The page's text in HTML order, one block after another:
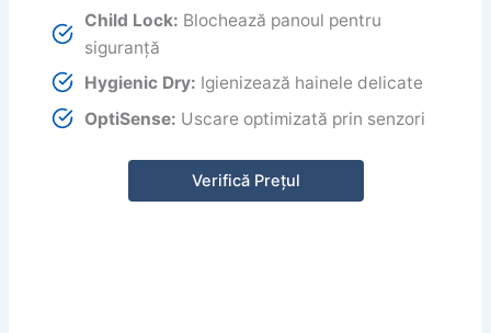
Child Lock: Blochează panoul pentru
siguranță
Hygienic Dry: Igienizează hainele delicate
OptiSense: Uscare optimizată prin senzori
Verifică Prețul